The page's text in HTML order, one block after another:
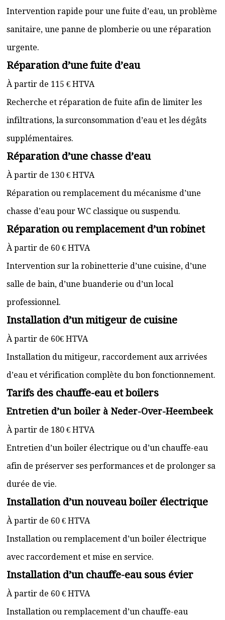
Intervention rapide pour une fuite d’eau, un problème
sanitaire, une panne de plomberie ou une réparation
urgente.
Réparation d’une fuite d’eau
À partir de 115 € HTVA
Recherche et réparation de fuite afin de limiter les
infiltrations, la surconsommation d’eau et les dégâts
supplémentaires.
Réparation d’une chasse d’eau
À partir de 130 € HTVA
Réparation ou remplacement du mécanisme d’une
chasse d’eau pour WC classique ou suspendu.
Réparation ou remplacement d’un robinet
À partir de 60 € HTVA
Intervention sur la robinetterie d’une cuisine, d’une
salle de bain, d’une buanderie ou d’un local
professionnel.
Installation d’un mitigeur de cuisine
À partir de 60€ HTVA
Installation du mitigeur, raccordement aux arrivées
d’eau et vérification complète du bon fonctionnement.
Tarifs des chauffe-eau et boilers
Entretien d’un boiler à Neder-Over-Heembeek
À partir de 180 € HTVA
Entretien d’un boiler électrique ou d’un chauffe-eau
afin de préserver ses performances et de prolonger sa
durée de vie.
Installation d’un nouveau boiler électrique
À partir de 60 € HTVA
Installation ou remplacement d’un boiler électrique
avec raccordement et mise en service.
Installation d’un chauffe-eau sous évier
À partir de 60 € HTVA
Installation ou remplacement d’un chauffe-eau